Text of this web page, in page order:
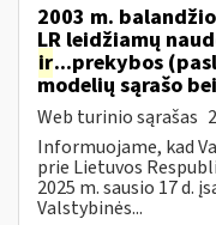
2003 m.
LR leidžiamų
ir...prekybos
modelių sąrašo
Web turinio sąrašas
Informuojame, kad
prie Lietuvos
2025 m. sausio 17 d.
Valstybinės...